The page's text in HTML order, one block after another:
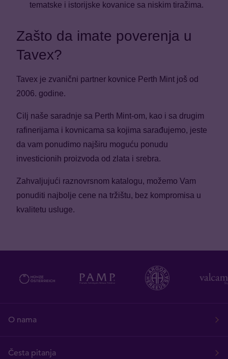
tematske i istorijske kovanice sa niskim tiražima.
Zašto da imate poverenja u
Tavex?
Tavex je zvanični partner kovnice Perth Mint još od
2006. godine.
Cilj naše saradnje sa Perth Mint-om, kao i sa drugim
rafinerijama i kovnicama sa kojima sarađujemo, jeste
da vam ponudimo najširu moguću ponudu
investicionih proizvoda od zlata i srebra.
Zahvaljujući raznovrsnom katalogu, možemo Vam
ponuditi najbolje cene na tržištu, bez kompromisa u
kvalitetu usluge.
O nama
Česta pitanja